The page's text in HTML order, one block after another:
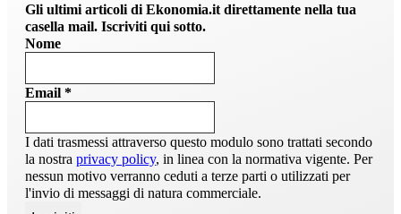
Gli ultimi articoli di Ekonomia.it direttamente nella tua
casella mail. Iscriviti qui sotto.
Nome
Email *
I dati trasmessi attraverso questo modulo sono trattati secondo
la nostra privacy policy, in linea con la normativa vigente. Per
nessun motivo verranno ceduti a terze parti o utilizzati per
l'invio di messaggi di natura commerciale.